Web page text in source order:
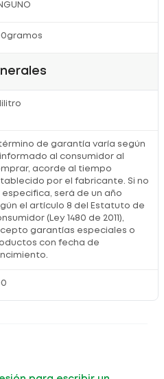
término de garantía varía según
informado al consumidor al
acorde al tiempo
por el fabricante. Si no
especifica, será de un año
el artículo 8 del Estatuto de
(Ley 1480 de 2011),
garantías especiales o
con fecha de